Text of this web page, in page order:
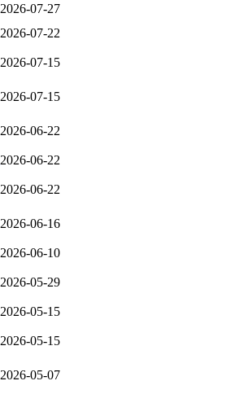
2026-07-27
2026-07-22
2026-07-15
2026-07-15
2026-06-22
2026-06-22
2026-06-22
2026-06-16
2026-06-10
2026-05-29
2026-05-15
2026-05-15
2026-05-07